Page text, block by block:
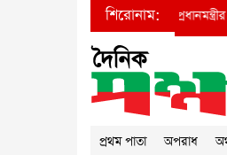
শিরোনাম:
●প্রধানমন্ত্রীর দৃষ্টি
প্রথম পাতা অপরাধ